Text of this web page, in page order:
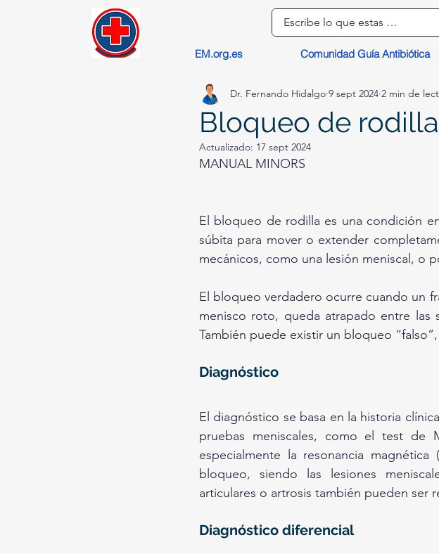
EM.org.es Comunidad Guía Antibiótica
Bloqueo de rodilla
Dr. Fernando Hidalgo 9 sept 2024 2 min de
Actualizado: 17 sept 2024
MANUAL MINORS
El bloqueo de rodilla es una condición
súbita para mover o extender
mecánicos, como una lesión meniscal, o
El bloqueo verdadero ocurre cuando un
menisco roto, queda atrapado entre las
También puede existir un bloqueo
Diagnóstico
El diagnóstico se basa en la historia
pruebas meniscales, como el test de
especialmente la resonancia
bloqueo, siendo las lesiones
articulares o artrosis también pueden ser
Diagnóstico diferencial